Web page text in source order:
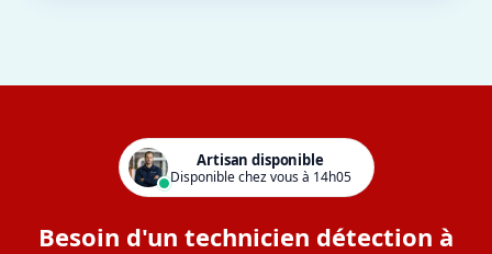
Artisan disponible
Disponible chez vous à 14h05
Besoin d'un technicien détection à